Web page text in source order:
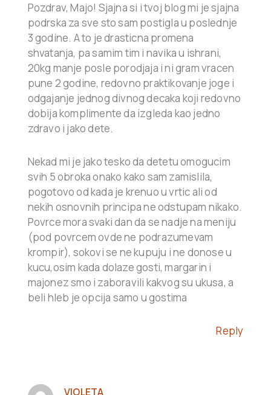
Pozdrav, Majo! Sjajna si i tvoj blog mi je sjajna
podrska za sve sto sam postigla u poslednje
3 godine. A to je drasticna promena
shvatanja, pa samim tim i navika u ishrani,
20kg manje posle porodjaja i ni gram vracen
pune 2 godine, redovno praktikovanje joge i
odgajanje jednog divnog decaka koji redovno
dobija komplimente da izgleda kao jedno
zdravo i jako dete.
Nekad mi je jako tesko da detetu omogucim
svih 5 obroka onako kako sam zamislila,
pogotovo od kada je krenuo u vrtic ali od
nekih osnovnih principa ne odstupam nikako.
Povrce mora svaki dan da se nadje na meniju
(pod povrcem ovde ne podrazumevam
krompir), sokovi se ne kupuju i ne donose u
kucu,osim kada dolaze gosti, margarin i
majonez smo i zaboravili kakvog su ukusa, a
beli hleb je opcija samo u gostima
Reply
VIOLETA